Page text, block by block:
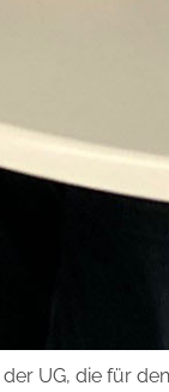
UG, die für